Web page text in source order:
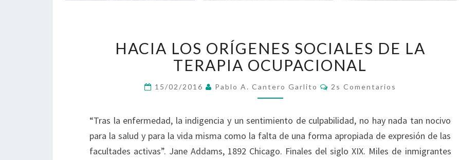
LOS
ORÍGENES
SOCIALES
DE
LA
OCUPACIONAL
HACIA LOS ORÍGENES SOCIALES DE LA
TERAPIA OCUPACIONAL
15/02/2016 Pablo A. Cantero Garlito Comentarios
2s Comentarios
“Tras la enfermedad, la indigencia y un sentimiento de culpabilidad, no hay nada tan nocivo
para la salud y para la vida misma como la falta de una forma apropiada de expresión de las
facultades activas”. Jane Addams, 1892 Chicago. Finales del siglo XIX. Miles de inmigrantes